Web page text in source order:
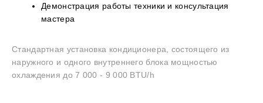
Демонстрация работы техники и консультация
мастера
Стандартная установка кондиционера, состоящего из
наружного и одного внутреннего блока мощностью
охлаждения до 7 000 - 9 000 BTU/h